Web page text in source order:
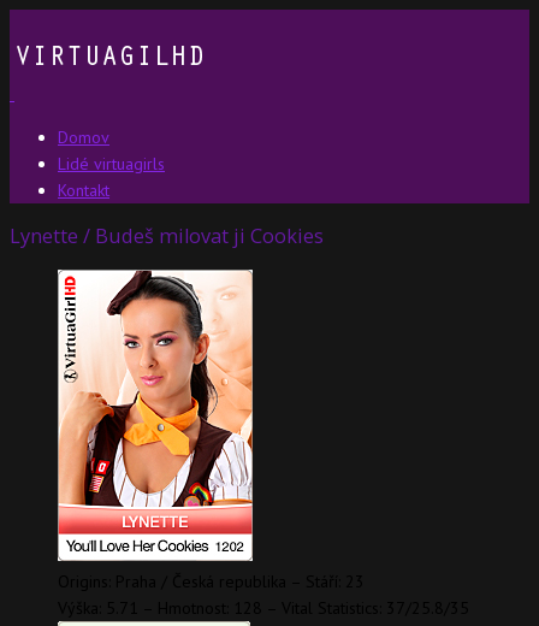
Domov
Lidé virtuagirls
Kontakt
Lynette / Budeš milovat ji Cookies